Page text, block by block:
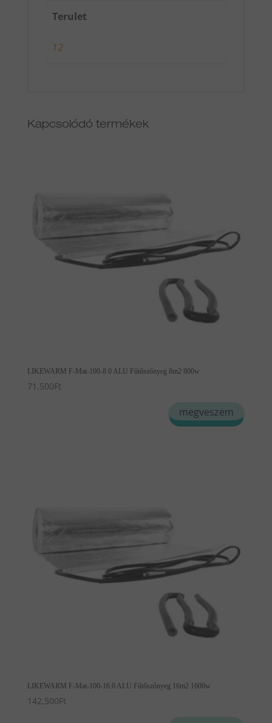
Terulet
12
Kapcsolódó termékek
LIKEWARM F-Mat-100-8.0 ALU Fűtőszőnyeg 8m2 800w
71,500Ft
megveszem
LIKEWARM F-Mat-100-16.0 ALU Fűtőszőnyeg 16m2 1600w
142,500Ft